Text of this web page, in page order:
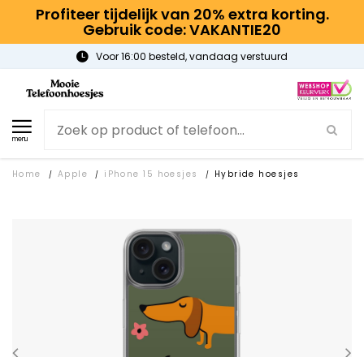
Profiteer tijdelijk van 20% extra korting.
Gebruik code: VAKANTIE20
Voor 16:00 besteld, vandaag verstuurd
menu
Home / Apple / iPhone 15 hoesjes / Hybride hoesjes